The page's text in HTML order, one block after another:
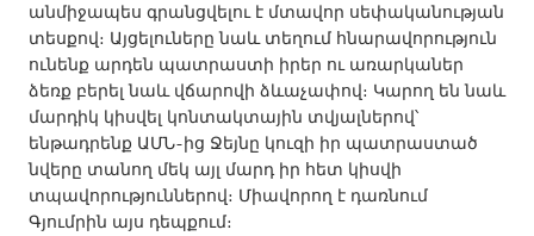
Gainesville, FL
Georgetown, MA
Gloucester, MA
Hamilton-Wenham, MA
Ipswich, MA
Key West, FL
Los Angeles, CA
Miami, FL
New York City, NY
Newburgh, NY
Newburyport, MA
անմիջապես գրանցվելու է մտավոր սեփականության
տեսքով։ Այցելուները նաև տեղում հնարավորություն
ունենք արդեն պատրաստի իրեր ու առարկաներ
ձեռք բերել նաև վճարովի ձևաչափով։ Կարող են նաև
մարդիկ կիսվել կոնտակտային տվյալներով՝
ենթադրենք ԱՄՆ-ից Ջեյնը կուզի իր պատրաստած
նվերը տանող մեկ այլ մարդ իր հետ կիսվի
տպավորություններով։ Միավորող է դառնում
Գյումրին այս դեպքում։